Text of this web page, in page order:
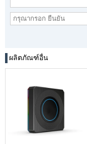
ผลิตภัณฑ์อื่น